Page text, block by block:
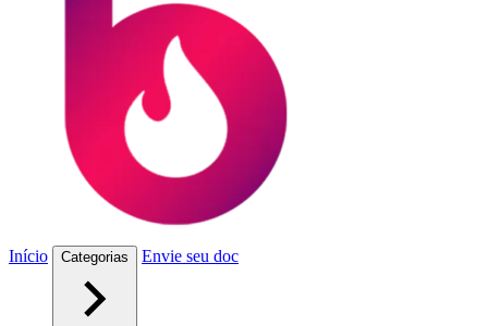
Início Categorias Envie seu doc